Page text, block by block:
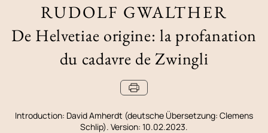
RUDOLF GWALTHER
De Helvetiae origine: la profanation
du cadavre de Zwingli
Introduction: David Amherdt (deutsche Übersetzung: Clemens
Schlip). Version: 10.02.2023.